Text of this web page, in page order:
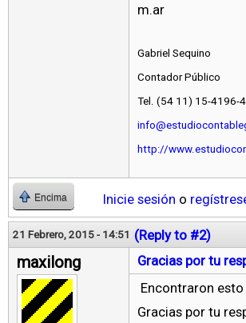
m.ar
Gabriel Sequino
Contador Público
Tel. (54 11) 15-4196-
http://
Encima Inicie sesión o
21 Febrero, 2015 - 14:51 (Reply to #2)
maxilong
Gracias por tu
Encontraron
Gracias por tu